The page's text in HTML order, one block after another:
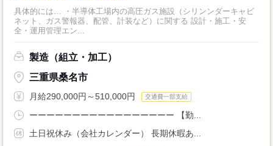
具体的には… ・半導体工場内の高圧ガス施設（シリンンダーキャビ
ネット、ガス警報器、配管、計装など）に関する 設計・施工・安
全・運用管理エン...
製造（組立・加工）
三重県桑名市
月給290,000円～510,000円 交通費一部支給
ーーーーーーーーーーーーーーーーー 【勤...
土日祝休み（会社カレンダー） 長期休暇あ...